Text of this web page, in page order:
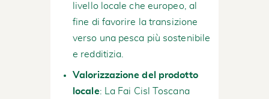
livello locale che europeo, al
fine di favorire la transizione
verso una pesca più sostenibile
e redditizia.
Valorizzazione del prodotto
locale: La Fai Cisl Toscana